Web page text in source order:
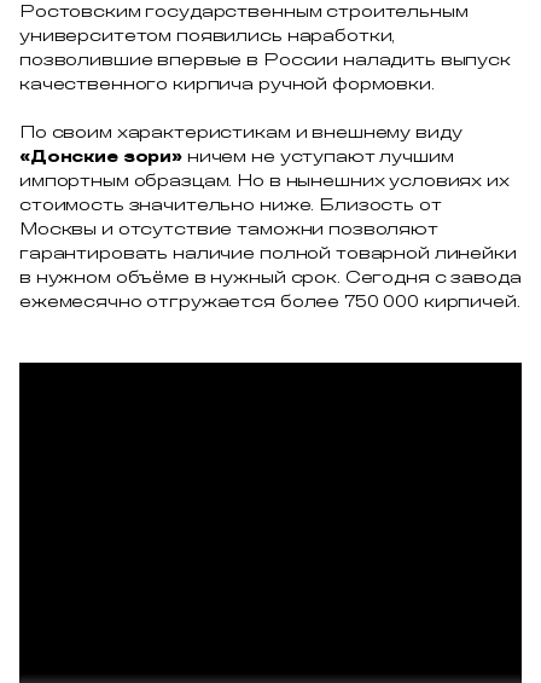
Ростовским государственным строительным
университетом появились наработки,
позволившие впервые в России наладить выпуск
качественного кирпича ручной формовки.
По своим характеристикам и внешнему виду
«Донские зори» ничем не уступают лучшим
импортным образцам. Но в нынешних условиях их
стоимость значительно ниже. Близость от
Москвы и отсутствие таможни позволяют
гарантировать наличие полной товарной линейки
в нужном объёме в нужный срок. Сегодня с завода
ежемесячно отгружается более 750 000 кирпичей.